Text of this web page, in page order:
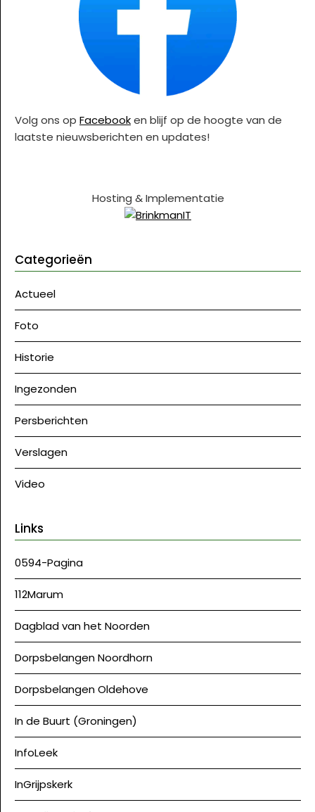
Volg ons op Facebooken blijf op de hoogte van de
laatste nieuwsberichten en updates!
Hosting & Implementatie
Categorieën
Actueel
Foto
Historie
Ingezonden
Persberichten
Verslagen
Video
Links
0594-Pagina
112Marum
Dagblad van het Noorden
Dorpsbelangen Noordhorn
Dorpsbelangen Oldehove
In de Buurt (Groningen)
InfoLeek
InGrijpskerk